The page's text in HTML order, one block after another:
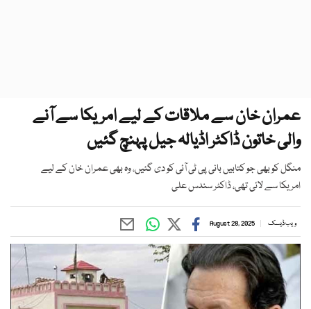
عمران خان سے ملاقات کے لیے امریکا سے آنے
والی خاتون ڈاکٹر اڈیالہ جیل پہنچ گئیں
منگل کو بھی جو کتابیں بانی پی ٹی آئی کو دی گئیں، وہ بھی عمران خان کے لیے
امریکا سے لائی تھی، ڈاکٹر سندس علی
ویب ڈیسک August 28, 2025